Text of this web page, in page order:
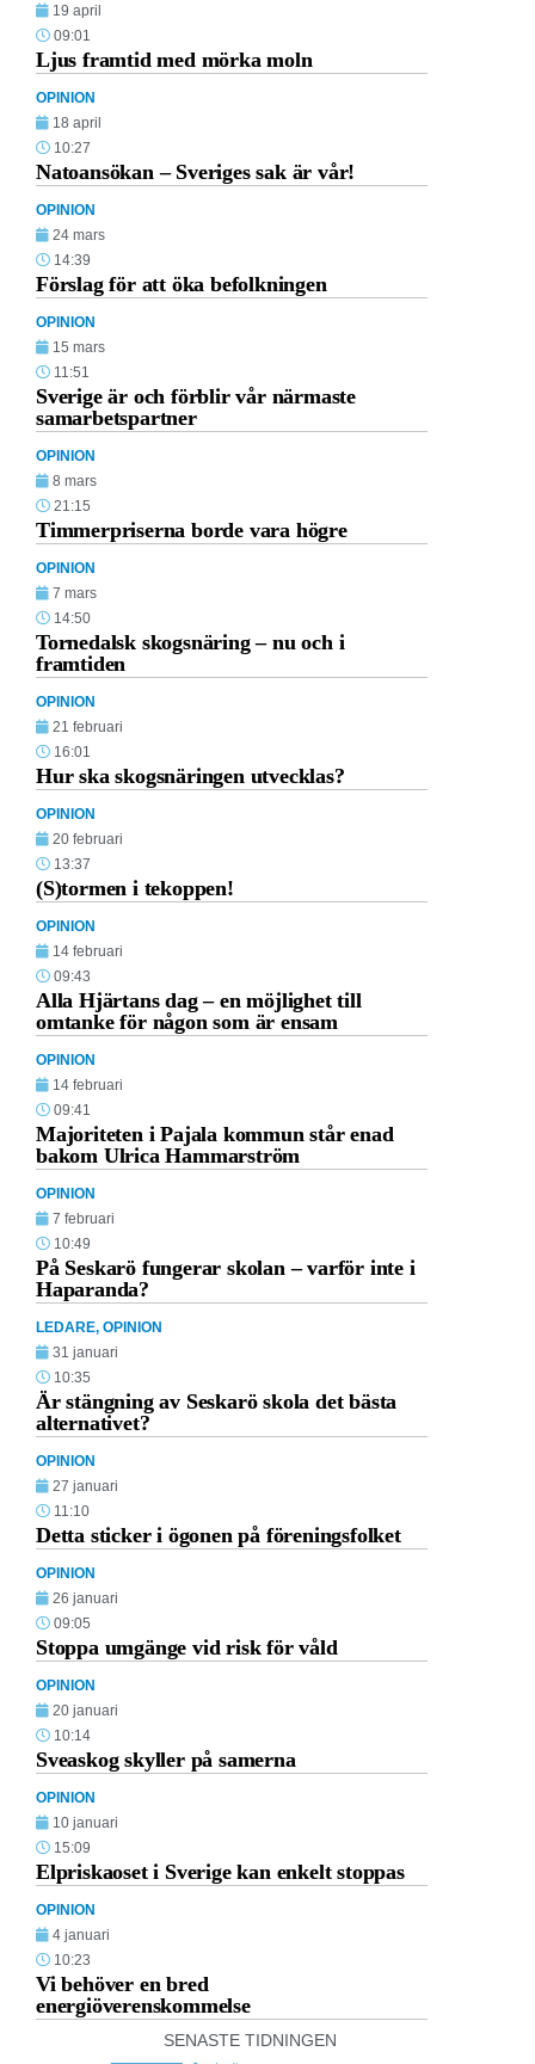
19 april
09:01
Ljus framtid med mörka moln
OPINION
18 april
10:27
Natoansökan – Sveriges sak är vår!
OPINION
24 mars
14:39
Förslag för att öka befolkningen
OPINION
15 mars
11:51
Sverige är och förblir vår närmaste
samarbetspartner
OPINION
8 mars
21:15
Timmerpriserna borde vara högre
OPINION
7 mars
14:50
Tornedalsk skogsnäring – nu och i
framtiden
OPINION
21 februari
16:01
Hur ska skogsnäringen utvecklas?
OPINION
20 februari
13:37
(S)tormen i tekoppen!
OPINION
14 februari
09:43
Alla Hjärtans dag – en möjlighet till
omtanke för någon som är ensam
OPINION
14 februari
09:41
Majoriteten i Pajala kommun står enad
bakom Ulrica Hammarström
OPINION
7 februari
10:49
På Seskarö fungerar skolan – varför inte i
Haparanda?
LEDARE, OPINION
31 januari
10:35
Är stängning av Seskarö skola det bästa
alternativet?
OPINION
27 januari
11:10
Detta sticker i ögonen på föreningsfolket
OPINION
26 januari
09:05
Stoppa umgänge vid risk för våld
OPINION
20 januari
10:14
Sveaskog skyller på samerna
OPINION
10 januari
15:09
Elpriskaoset i Sverige kan enkelt stoppas
OPINION
4 januari
10:23
Vi behöver en bred
energiöverenskommelse
SENASTE TIDNINGEN